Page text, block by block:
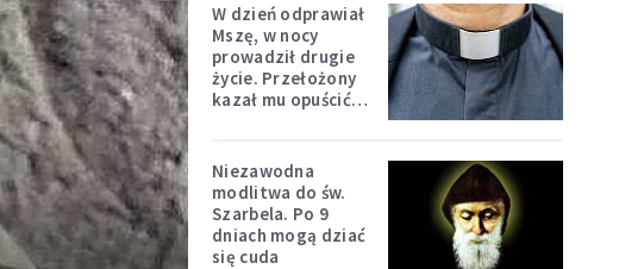
W dzień odprawiał
Mszę, w nocy
prowadził drugie
życie. Przełożony
kazał mu opuścić
Niezawodna
modlitwa do św.
Szarbela. Po 9
dniach mogą dziać
się cuda